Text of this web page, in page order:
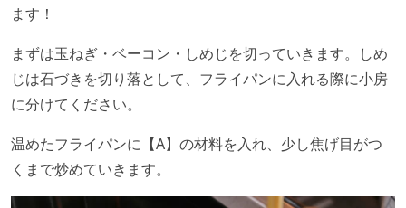
ます！
まずは玉ねぎ・ベーコン・しめじを切っていきます。しめ
じは石づきを切り落として、フライパンに入れる際に小房
に分けてください。
温めたフライパンに【A】の材料を入れ、少し焦げ目がつ
くまで炒めていきます。